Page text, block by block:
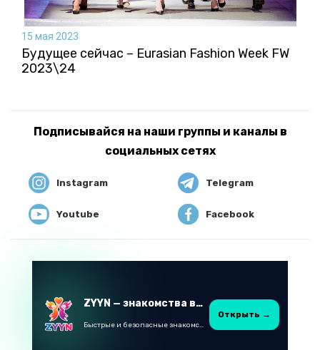
15 мая 2023
Будущее сейчас – Eurasian Fashion Week FW
2023\24
Подписывайся на наши группы и каналы в
социальных сетях
Instagram Telegram
Youtube Facebook
ZYYN — знакомства в Казахстане
Быстрые и безопасные знакомства в Telegram
Открыть →